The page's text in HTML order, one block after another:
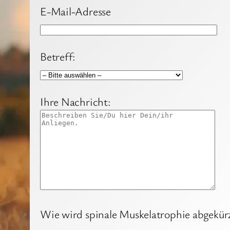
E-Mail-Adresse
Betreff:
Ihre Nachricht:
Wie wird spinale Muskelatrophie